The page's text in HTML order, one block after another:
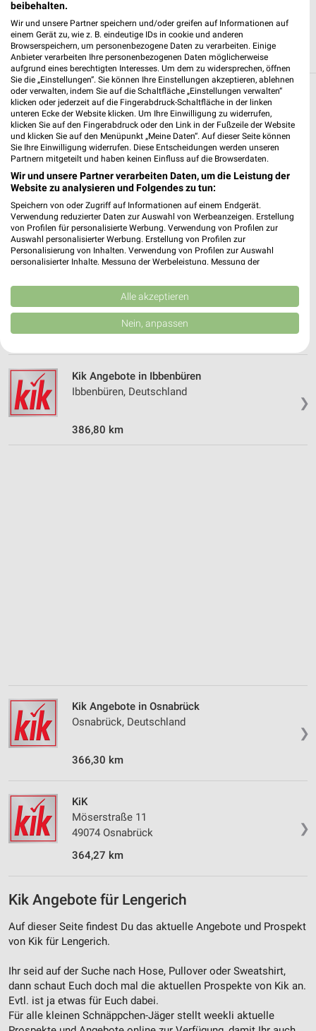
Weitere Kik Geschäfte mit Angeboten in und
um Lengerich
5 Geschäfte und Orte
Kik Angebote in Hasbergen
Hasbergen, Deutschland
370,54 km
❯
Georgsmarienhütte, Deutschland
364,04 km
❯
Kik Angebote in Ibbenbüren
Ibbenbüren, Deutschland
386,80 km
❯
Kik Angebote in Osnabrück
Osnabrück, Deutschland
366,30 km
❯
KiK
Möserstraße 11
49074 Osnabrück
364,27 km
Kik Angebote für Lengerich
Auf dieser Seite findest Du das aktuelle Angebote und Prospekt
von Kik für Lengerich.
Ihr seid auf der Suche nach Hose, Pullover oder Sweatshirt,
dann schaut Euch doch mal die aktuellen Prospekte von Kik an.
Evtl. ist ja etwas für Euch dabei.
Für alle kleinen Schnäppchen-Jäger stellt weekli aktuelle
beibehalten.
Wir und unsere Partner speichern und/oder greifen auf Informationen auf
einem Gerät zu, wie z. B. eindeutige IDs in cookie und anderen
Browserspeichern, um personenbezogene Daten zu verarbeiten. Einige
Anbieter verarbeiten Ihre personenbezogenen Daten möglicherweise
aufgrund eines berechtigten Interesses. Um dem zu widersprechen, öffnen
Sie die „Einstellungen“. Sie können Ihre Einstellungen akzeptieren, ablehnen
oder verwalten, indem Sie auf die Schaltfläche „Einstellungen verwalten“
klicken oder jederzeit auf die Fingerabdruck-Schaltfläche in der linken
unteren Ecke der Website klicken. Um Ihre Einwilligung zu widerrufen,
klicken Sie auf den Fingerabdruck oder den Link in der Fußzeile der Website
und klicken Sie auf den Menüpunkt „Meine Daten“. Auf dieser Seite können
Sie Ihre Einwilligung widerrufen. Diese Entscheidungen werden unseren
Partnern mitgeteilt und haben keinen Einfluss auf die Browserdaten.
Wir und unsere Partner verarbeiten Daten, um die Leistung der
Website zu analysieren und Folgendes zu tun:
Speichern von oder Zugriff auf Informationen auf einem Endgerät.
Verwendung reduzierter Daten zur Auswahl von Werbeanzeigen. Erstellung
von Profilen für personalisierte Werbung. Verwendung von Profilen zur
Auswahl personalisierter Werbung. Erstellung von Profilen zur
Personalisierung von Inhalten. Verwendung von Profilen zur Auswahl
personalisierter Inhalte. Messung der Werbeleistung. Messung der
Kombinationen von Daten aus verschiedenen Quellen. Entwicklung und
Verbesserung der Angebote. Verwendung reduzierter Daten zur Auswahl
von Inhalten.
Daten können außerhalb der Europäischen Union weitergegeben und in die
USA gesendet werden.
Website/App.
Partnerliste anzeigen (1 IAB-Anbieter)
Wir nutzen Ihre Daten für folgende Zwecke:
IAB-Verarbeitungszwecke:
Speichern von oder Zugriff auf Informationen
Messung der Performance von Inhalten
Analyse von Zielgruppen durch Statistiken oder
Kombinationen von Daten aus verschiedenen
Verwendung reduzierter Daten zur Auswahl von
Inhalten
IAB-Besonderheiten:
Geräte anhand von aktiv angeforderten
Nicht-IAB-Verarbeitungszwecke:
Performance
Funktional
Alle akzeptieren
Nein, anpassen